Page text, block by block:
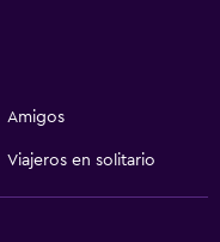
Amigos
Viajeros en solitario